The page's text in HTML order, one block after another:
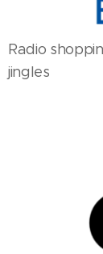
Radio
jingles